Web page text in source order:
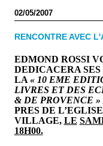
02/05/2007
RENCONTRE AVEC
EDMOND ROSSI
DEDICACERA
LA « 10 EME
LIVRES ET DES
& DE PROVENCE »
PRES DE
VILLAGE, LE
18H00.